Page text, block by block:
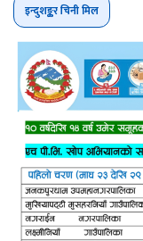
इन्दुशङ्कर चिनी मिल